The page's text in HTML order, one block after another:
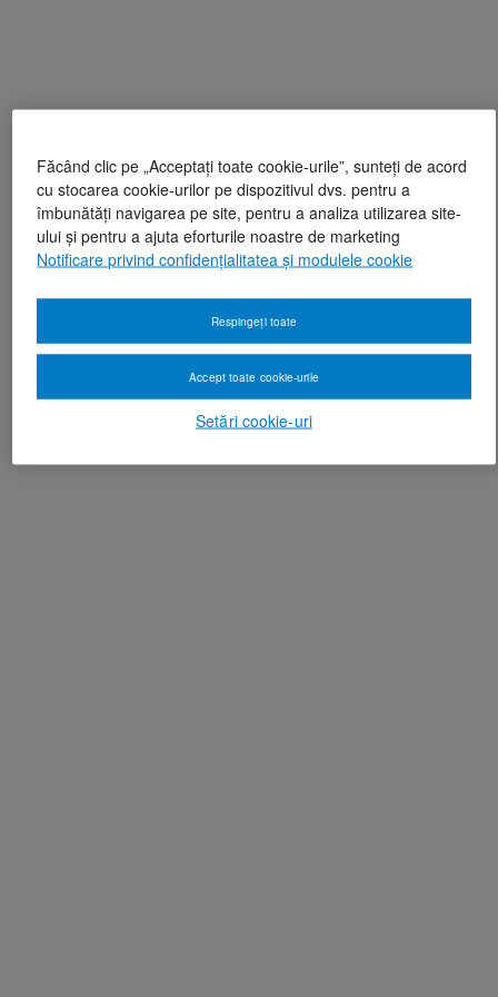
Făcând clic pe „Acceptați toate cookie-urile”, sunteți de acord
cu stocarea cookie-urilor pe dispozitivul dvs. pentru a
îmbunătăți navigarea pe site, pentru a analiza utilizarea site-
ului și pentru a ajuta eforturile noastre de marketing
Notificare privind confidențialitatea și modulele cookie
Setări cookie-uri
Respingeți toate
Accept toate cookie-urile